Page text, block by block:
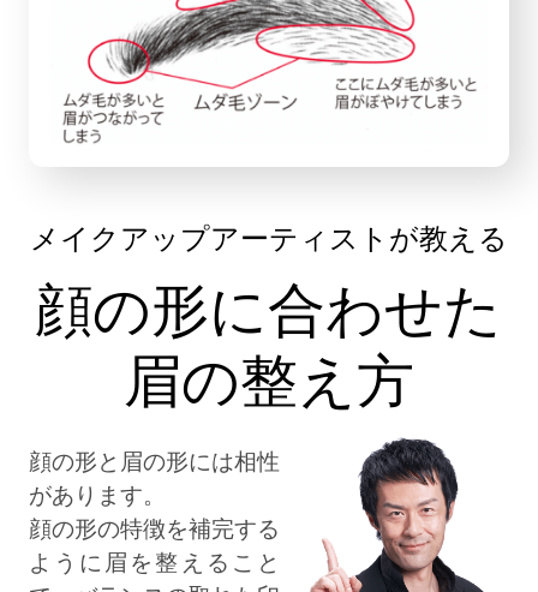
メイクアップアーティストが教える
顔の形に合わせた
眉の整え方
顔の形と眉の形には相性
があります。
顔の形の特徴を補完する
ように眉を整えること